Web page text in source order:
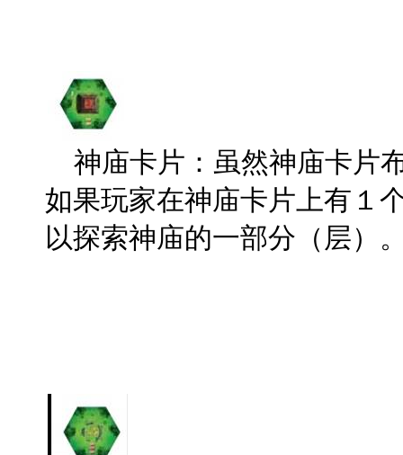
神庙卡片：虽然神庙卡片
如果玩家在神庙卡片上有１
以探索神庙的一部分（层）